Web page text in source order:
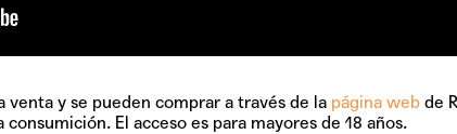
venta y se pueden comprar a través de la página webde
El acceso es para mayores de 18 años.